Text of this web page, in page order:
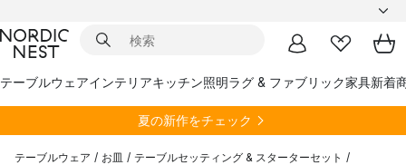
テーブルウェアインテリアキッチン照明ラグ & ファブリック家具新着
夏の新作をチェック
テーブルウェア / お皿 / テーブルセッティング & スターターセット /